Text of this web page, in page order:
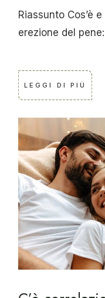
Riassunto Cos’è
erezione del
LEGGI DI PIÙ